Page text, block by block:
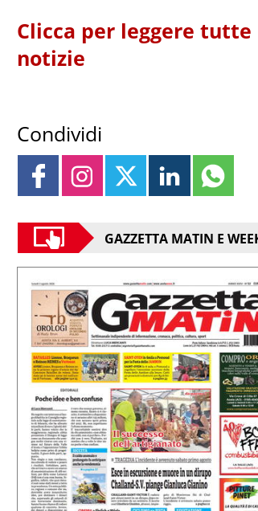
Clicca per leggere tutte
notizie
Condividi
GAZZETTA MATIN E